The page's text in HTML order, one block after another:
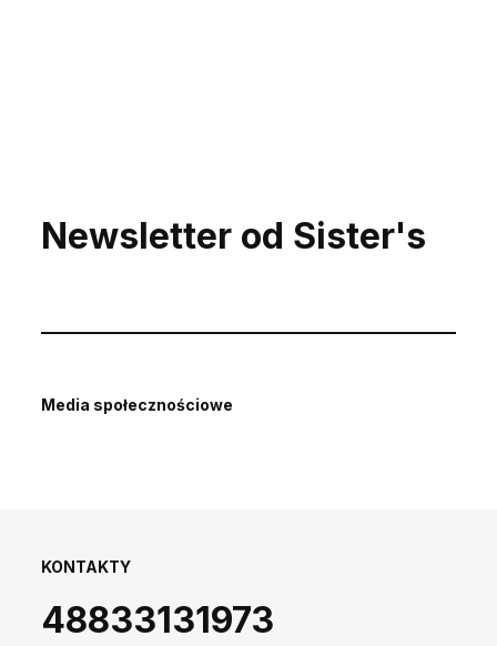
Newsletter od Sister's
Media społecznościowe
KONTAKTY
48833131973